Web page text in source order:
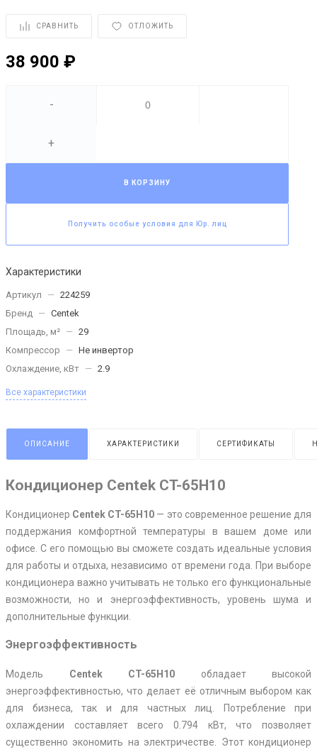
СРАВНИТЬ ОТЛОЖИТЬ
38 900 ₽
-
+
В КОРЗИНУ
Получить особые условия для Юр. лиц
Характеристики
Артикул — 224259
Бренд
— Centek
Площадь, м² — 29
Компрессор
— Не инвертор
Охлаждение, кВт — 2.9
Все характеристики
ОПИСАНИЕ ХАРАКТЕРИСТИКИ СЕРТИФИКАТЫ
Кондиционер Centek CT-65H10
Кондиционер Centek CT-65H10 — это современное решение для
поддержания комфортной температуры в вашем доме или
офисе. С его помощью вы сможете создать идеальные условия
для работы и отдыха, независимо от времени года. При выборе
кондиционера важно учитывать не только его функциональные
возможности, но и энергоэффективность, уровень шума и
дополнительные функции.
Энергоэффективность
Модель Centek CT-65H10 обладает высокой
энергоэффективностью, что делает её отличным выбором как
для бизнеса, так и для частных лиц. Потребление при
охлаждении составляет всего 0.794 кВт, что позволяет
существенно экономить на электричестве. Этот кондиционер